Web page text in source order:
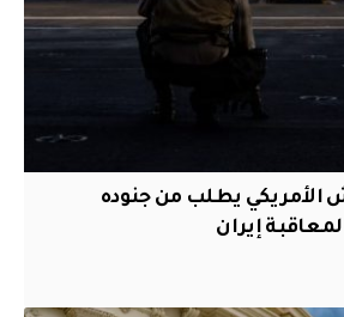
الأمريكي يطلب من جنوده
لمعاقبة إيران